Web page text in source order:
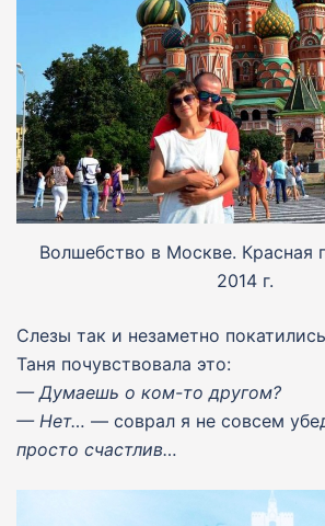
Волшебство в Москве. Красная
2014 г.
Слезы так и незаметно
Таня почувствовала это:
— Думаешь о ком-то другом?
— Нет… — соврал я не совсем
просто счастлив…